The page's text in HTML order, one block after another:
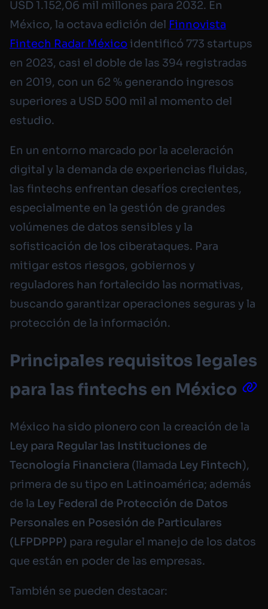
USD 1.152,06 mil millones para 2032. En
México, la octava edición del Finnovista
Fintech Radar México identificó 773 startups
en 2023, casi el doble de las 394 registradas
en 2019, con un 62 % generando ingresos
superiores a USD 500 mil al momento del
estudio.
En un entorno marcado por la aceleración
digital y la demanda de experiencias fluidas,
las fintechs enfrentan desafíos crecientes,
especialmente en la gestión de grandes
volúmenes de datos sensibles y la
sofisticación de los ciberataques. Para
mitigar estos riesgos, gobiernos y
reguladores han fortalecido las normativas,
buscando garantizar operaciones seguras y la
protección de la información.
Principales requisitos legales
para las fintechs en México
México ha sido pionero con la creación de la
Ley para Regular las Instituciones de
Tecnología Financiera (llamada Ley Fintech),
primera de su tipo en Latinoamérica; además
de la Ley Federal de Protección de Datos
Personales en Posesión de Particulares
(LFPDPPP) para regular el manejo de los datos
que están en poder de las empresas.
También se pueden destacar: